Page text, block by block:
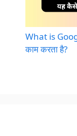
What is
काम करता है?